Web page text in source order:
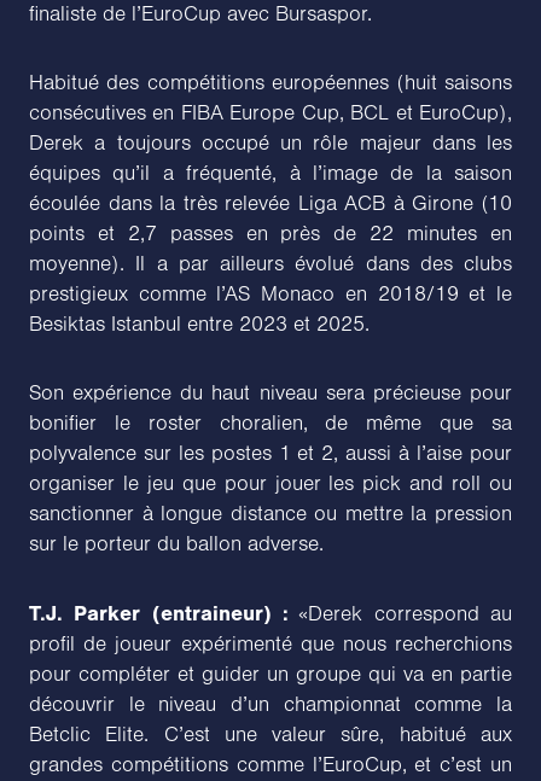
finaliste de l’EuroCup avec Bursaspor.
Habitué des compétitions européennes (huit saisons
consécutives en FIBA Europe Cup, BCL et EuroCup),
Derek a toujours occupé un rôle majeur dans les
équipes qu’il a fréquenté, à l’image de la saison
écoulée dans la très relevée Liga ACB à Girone (10
points et 2,7 passes en près de 22 minutes en
moyenne). Il a par ailleurs évolué dans des clubs
prestigieux comme l’AS Monaco en 2018/19 et le
Besiktas Istanbul entre 2023 et 2025.
Son expérience du haut niveau sera précieuse pour
bonifier le roster choralien, de même que sa
polyvalence sur les postes 1 et 2, aussi à l’aise pour
organiser le jeu que pour jouer les pick and roll ou
sanctionner à longue distance ou mettre la pression
sur le porteur du ballon adverse.
T.J. Parker (entraineur) : «Derek correspond au
profil de joueur expérimenté que nous recherchions
pour compléter et guider un groupe qui va en partie
découvrir le niveau d’un championnat comme la
Betclic Elite. C’est une valeur sûre, habitué aux
grandes compétitions comme l’EuroCup, et c’est un